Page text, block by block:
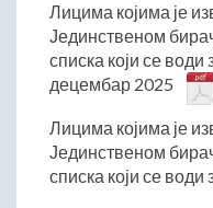
Здравствена заштита
Културни живот
Социјална заштита
Удружењa
Државна управа и
Лицима којима је
Јединственом
списка који се
децембар 2025
Лицима којима је
Јединственом
списка који се